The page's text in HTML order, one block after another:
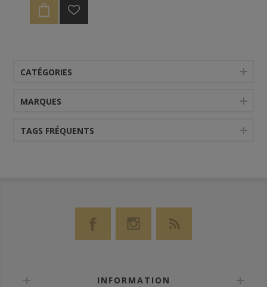
CATÉGORIES
MARQUES
TAGS FRÉQUENTS
INFORMATION